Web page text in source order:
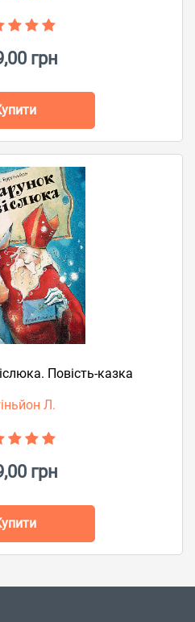
грн
Повість-казка
Л.
грн